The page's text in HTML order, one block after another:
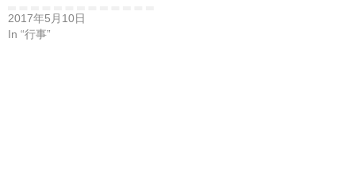
2017年5月10日
In “行事”